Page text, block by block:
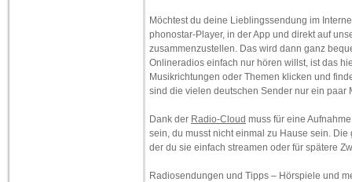
Möchtest du deine Lieblingssendung im
phonostar-Player, in der App und direkt auf
zusammenzustellen. Das wird dann ganz
Onlineradios einfach nur hören willst, ist das
Musikrichtungen oder Themen klicken und
sind die vielen deutschen Sender nur ein
Dank der Radio-Cloud muss für eine
sein, du musst nicht einmal zu Hause sein.
der du sie einfach streamen oder für spätere
Radiosendungen und Tipps – Hörspiele und